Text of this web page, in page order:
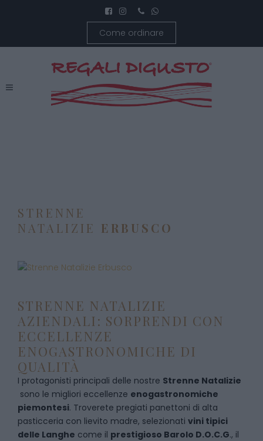
Come ordinare
STRENNE
NATALIZIE ERBUSCO
STRENNE NATALIZIE
AZIENDALI: SORPRENDI CON
ECCELLENZE
ENOGASTRONOMICHE DI
QUALITÀ
I protagonisti principali delle nostre Strenne Natalizie
sono le migliori eccellenze enogastronomiche
piemontesi. Troverete pregiati panettoni di alta
pasticceria con lievito madre, selezionati vini tipici
delle Langhe come il prestigioso Barolo D.O.C.G., il